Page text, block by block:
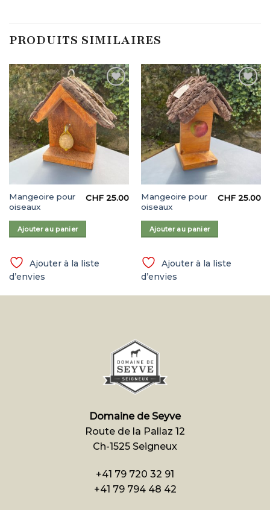
PRODUITS SIMILAIRES
Ajouter
à la liste
d’envies
Mangeoire pour
oiseaux
CHF 25.00
Ajouter au panier
Ajouter à la liste
d’envies
Ajouter
à la liste
d’envies
Mangeoire pour
oiseaux
CHF 25.00
Ajouter au panier
Ajouter à la liste
d’envies
Domaine de Seyve
Route de la Pallaz 12
Ch-1525 Seigneux
+41 79 720 32 91
+41 79 794 48 42